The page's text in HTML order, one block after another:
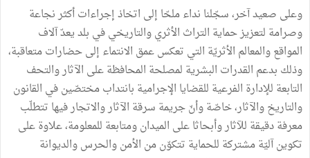
وعلى صعيدآخر،سجّلنا نداءملحّا إلى اتخاذإجراءاتأكثرنجاعة
وصرامة لتعزيزحماية التراث الأثريوالتاريخيفي بلديعدّآلاف
المواقعوالمعالم الأثريّة التي تعكسعمق الانتماء إلىحضاراتمتعاقبة،
وذلك بدعم القدرات البشرية لمصلحة المحافظةعلى الآثاروالتحف
التابعة للإدارة الفرعية للقضايا الإجرامية بانتدابمختصّينفي القانون
والتاريخوالآثار،خاصّةوأنّجريمة سرقة الآثاروالاتجارفيها تتطلّب
معرفةدقيقة للآثاروأبحاثاعلى الميدانومتابعة للمعلومة،علاوةعلى
تكوينآليّةمشتركة للحماية تتكوّنمن الأمنوالحرسوالديوانة